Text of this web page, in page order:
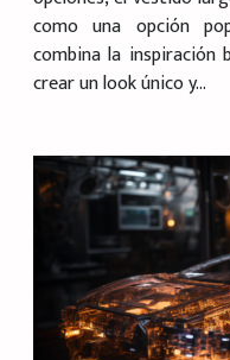
como una opción
combina la inspiración
crear un look único y...